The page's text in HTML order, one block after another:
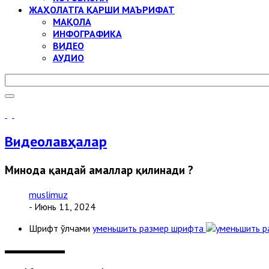
ЖАҲОЛАТГА ҚАРШИ МАЪРИФАТ
МАҚОЛА
ИНФОГРАФИКА
ВИДЕО
АУДИО
Видеолавҳалар
Минода қандай амаллар қилинади ?
muslimuz
- Июнь 11, 2024
Шрифт ўлчами уменьшить размер шрифта